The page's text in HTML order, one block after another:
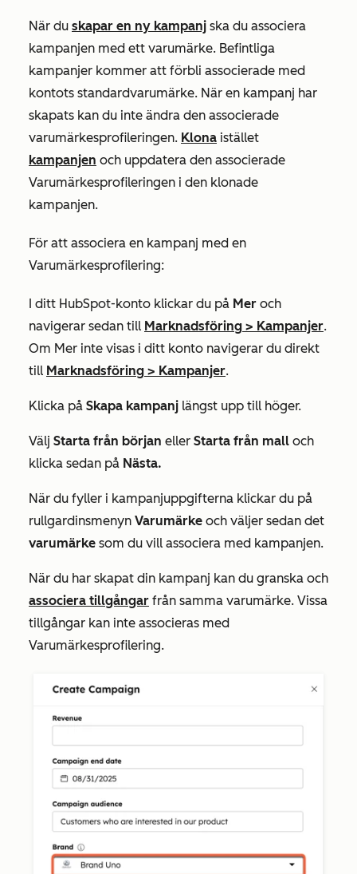
När du skapar en ny kampanj ska du associera
kampanjen med ett varumärke. Befintliga
kampanjer kommer att förbli associerade med
kontots standardvarumärke. När en kampanj har
skapats kan du inte ändra den associerade
varumärkesprofileringen. Klona istället
kampanjen och uppdatera den associerade
Varumärkesprofileringen i den klonade
kampanjen.
För att associera en kampanj med en
Varumärkesprofilering:
I ditt HubSpot-konto klickar du på Mer och
navigerar sedan till Marknadsföring > Kampanjer.
Om Mer inte visas i ditt konto navigerar du direkt
till Marknadsföring > Kampanjer.
Klicka på Skapa kampanj längst upp till höger.
Välj Starta från början eller Starta från mall och
klicka sedan på Nästa.
När du fyller i kampanjuppgifterna klickar du på
rullgardinsmenyn Varumärke och väljer sedan det
varumärke som du vill associera med kampanjen.
När du har skapat din kampanj kan du granska och
associera tillgångar från samma varumärke. Vissa
tillgångar kan inte associeras med
Varumärkesprofilering.